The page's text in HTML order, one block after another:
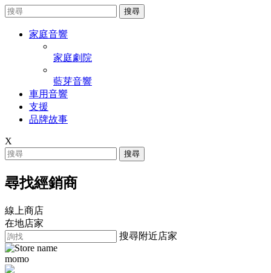
搜尋
家庭音響
家庭劇院
藍芽音響
車用音響
支援
品牌故事
X
搜尋
尋找經銷商
線上商店
在地店家
搜尋附近店家
momo